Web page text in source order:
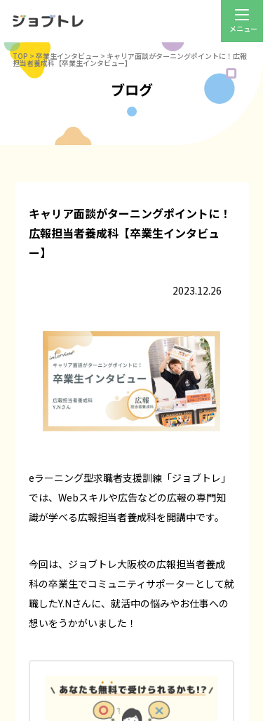
TOP > 卒業生インタビュー > キャリア面談がターニングポイントに！広報
担当者養成科【卒業生インタビュー】
ブログ
キャリア面談がターニングポイントに！
広報担当者養成科【卒業生インタビュ
ー】
2023.12.26
eラーニング型求職者支援訓練「ジョブトレ」
では、Webスキルや広告などの広報の専門知
識が学べる広報担当者養成科を開講中です。
今回は、ジョブトレ大阪校の広報担当者養成
科の卒業生でコミュニティサポーターとして就
職したY.Nさんに、就活中の悩みやお仕事への
想いをうかがいました！